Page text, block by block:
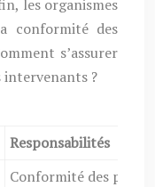
les organismes
conformité des
s’assurer
intervenants ?
Responsabilités
Conformité des